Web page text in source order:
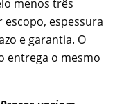
menos três
espessura
e garantia. O
entrega o mesmo